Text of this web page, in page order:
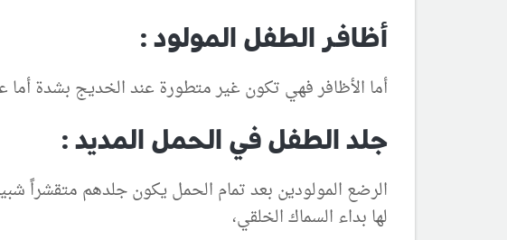
أظافر الطفل المولود :
أما الأظافر فهي تكون غير متطورة عند الخديج بشدة
جلد الطفل في الحمل المديد :
الرضع المولودين بعد تمام الحمل يكون جلدهم متقشراً
لها بداء السماك الخلقي،